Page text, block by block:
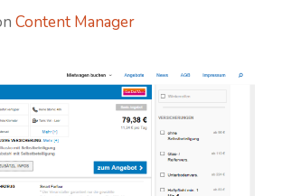
Content Manager